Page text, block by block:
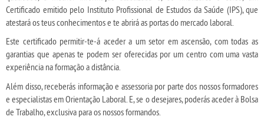
Certificado emitido pelo Instituto Profissional de Estudos da Saúde (IPS), que
atestará os teus conhecimentos e te abrirá as portas do mercado laboral.
Este certificado permitir-te-á aceder a um setor em ascensão, com todas as
garantias que apenas te podem ser oferecidas por um centro com uma vasta
experiência na formação a distância.
Além disso, receberás informação e assessoria por parte dos nossos formadores
e especialistas em Orientação Laboral. E, se o desejares, poderás aceder à Bolsa
de Trabalho, exclusiva para os nossos formandos.